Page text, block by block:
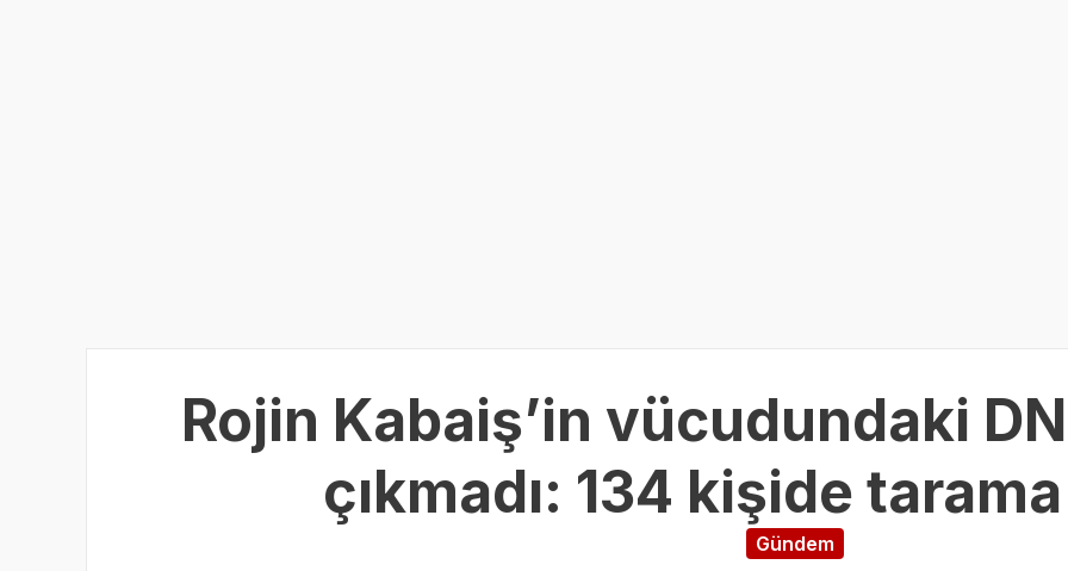
Rojin Kabaiş’in vücudundaki
çıkmadı: 134 kişide tarama
Gündem